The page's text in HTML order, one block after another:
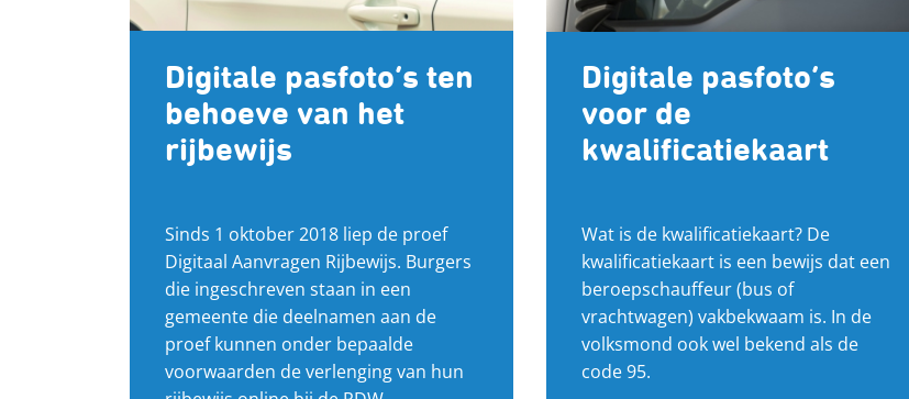
Digitale pasfoto’s ten
behoeve van het
rijbewijs
Sinds 1 oktober 2018 liep de proef
Digitaal Aanvragen Rijbewijs. Burgers
die ingeschreven staan in een
gemeente die deelnamen aan de
proef kunnen onder bepaalde
voorwaarden de verlenging van hun
Digitale pasfoto’s
voor de
kwalificatiekaart
Wat is de kwalificatiekaart? De
kwalificatiekaart is een bewijs dat een
beroepschauffeur (bus of
vrachtwagen) vakbekwaam is. In de
volksmond ook wel bekend als de
code 95.